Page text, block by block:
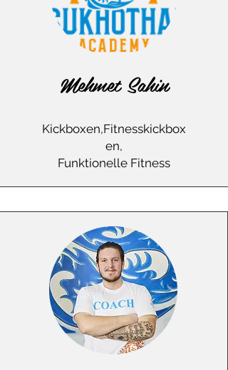
Mehmet Sahin
Kickboxen,Fitnesskickbox
en,
Funktionelle Fitness